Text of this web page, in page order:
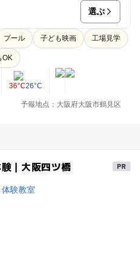
選ぶ
プール 子ども映画 工場見学
OK
36°C26°C
予報地点：大阪府大阪市鶴見区
｜大阪四ツ橋